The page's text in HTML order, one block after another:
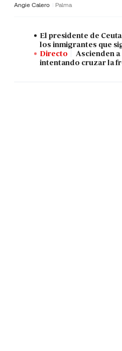
Angie Calero Palma
El presidente de
los inmigrantes que
Directo
Ascienden
intentando cruzar la